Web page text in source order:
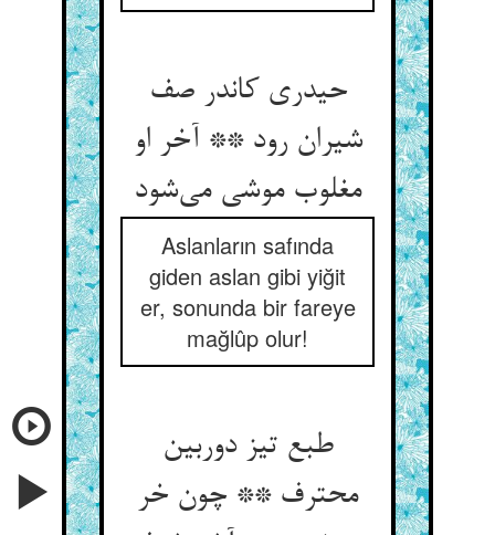
حیدری کاندر صف
شیران رود ** آخر او
مغلوب موشی می‌شود
Aslanların safında
giden aslan gibi yiğit
er, sonunda bir fareye
mağlûp olur!
طبع تیز دوربین
محترف ** چون خر